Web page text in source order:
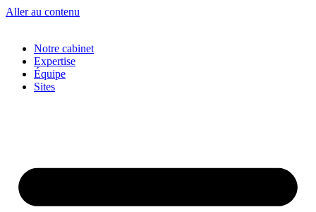
Aller au contenu
Notre cabinet
Expertise
Équipe
Sites